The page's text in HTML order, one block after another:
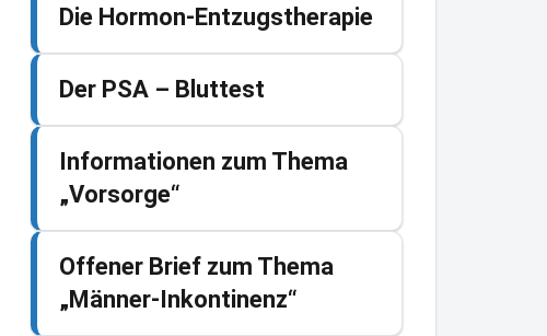
Die Hormon-Entzugstherapie
Der PSA – Bluttest
Informationen zum Thema
„Vorsorge“
Offener Brief zum Thema
„Männer-Inkontinenz“